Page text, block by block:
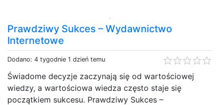
Prawdziwy Sukces – Wydawnictwo
Internetowe
Dodano: 4 tygodnie 1 dzień temu
Świadome decyzje zaczynają się od wartościowej
wiedzy, a wartościowa wiedza często staje się
początkiem sukcesu. Prawdziwy Sukces –